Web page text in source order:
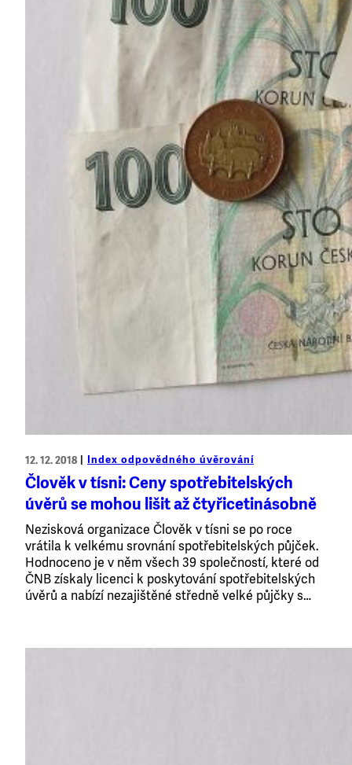
12. 12. 2018 Index odpovědného úvěrování
Člověk v tísni: Ceny spotřebitelských
úvěrů se mohou lišit až čtyřicetinásobně
Nezisková organizace Člověk v tísni se po roce
vrátila k velkému srovnání spotřebitelských půjček.
Hodnoceno je v něm všech 39 společností, které od
ČNB získaly licenci k poskytování spotřebitelských
úvěrů a nabízí nezajištěné středně velké půjčky s…